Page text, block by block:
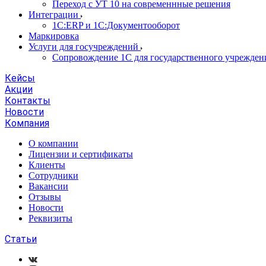
Переход с УТ 10 на современнные решения
Интеграции
1С:ERP и 1С:Документооборот
Маркировка
Услуги для госучреждений
Сопровождение 1С для государственного
Кейсы
Акции
Контакты
Новости
Компания
О компании
Лицензии и сертификаты
Клиенты
Сотрудники
Вакансии
Отзывы
Новости
Реквизиты
Статьи